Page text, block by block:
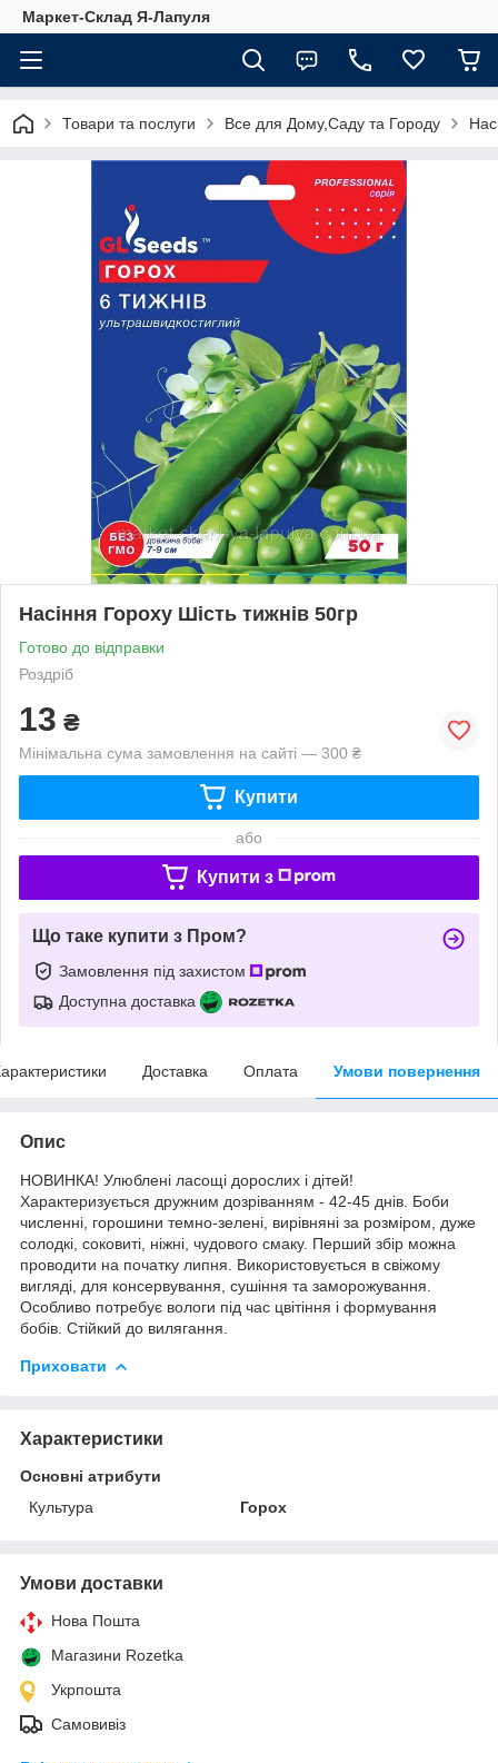
Маркет-Склад Я-Лапуля
Товари та послуги Все для Дому,Саду та Городу
Насіння Гороху Шість тижнів 50гр
Готово до відправки
Роздріб
13 ₴
Мінімальна сума замовлення на сайті — 300 ₴
Купити
або
Купити з
Що таке купити з Пром?
Замовлення під захистом
Доступна доставка
Доставка Оплата Умови повернення
Опис
НОВИНКА! Улюблені ласощі дорослих і дітей!
Характеризується дружним дозріванням - 42-45 днів. Боби
численні, горошини темно-зелені, вирівняні за розміром, дуже
солодкі, соковиті, ніжні, чудового смаку. Перший збір можна
проводити на початку липня. Використовується в свіжому
вигляді, для консервування, сушіння та заморожування.
Особливо потребує вологи під час цвітіння і формування
бобів. Стійкий до вилягання.
Приховати
Характеристики
Основні атрибути
Культура
Горох
Умови доставки
Нова Пошта
Магазини Rozetka
Укрпошта
Самовивіз